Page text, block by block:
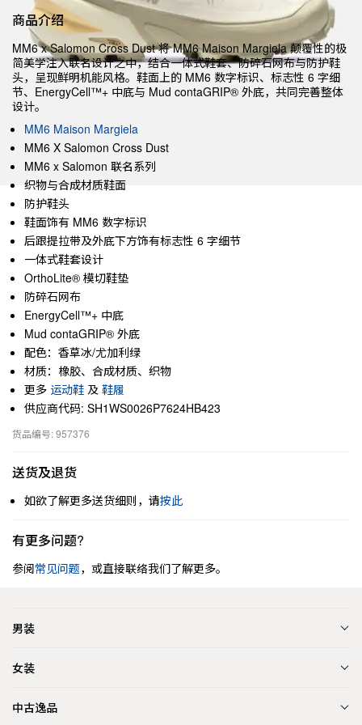
商品介绍
MM6 x Salomon Cross Dust 将 MM6 Maison Margiela 颠覆性的极
简美学注入联名设计之中，结合一体式鞋套、防碎石网布与防护鞋
头，呈现鲜明机能风格。鞋面上的 MM6 数字标识、标志性 6 字细
节、EnergyCell™+ 中底与 Mud contaGRIP® 外底，共同完善整体
设计。
MM6 Maison Margiela
MM6 X Salomon Cross Dust
MM6 x Salomon 联名系列
织物与合成材质鞋面
防护鞋头
鞋面饰有 MM6 数字标识
后跟提拉带及外底下方饰有标志性 6 字细节
一体式鞋套设计
OrthoLite® 模切鞋垫
防碎石网布
EnergyCell™+ 中底
Mud contaGRIP® 外底
配色：香草冰/尤加利绿
材质：橡胶、合成材质、织物
更多 运动鞋 及 鞋履
供应商代码: SH1WS0026P7624HB423
货品编号: 957376
送货及退货
如欲了解更多送货细则，请按此
有更多问题?
参阅常见问题，或直接联络我们了解更多。
男装
女装
中古逸品